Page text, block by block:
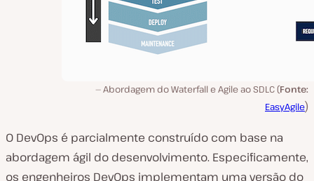
Abordagem do Waterfall e Agile ao SDLC (Fonte:
EasyAgile)
O DevOps é parcialmente construído com base na
abordagem ágil do desenvolvimento. Especificamente,
os engenheiros DevOps implementam uma versão do